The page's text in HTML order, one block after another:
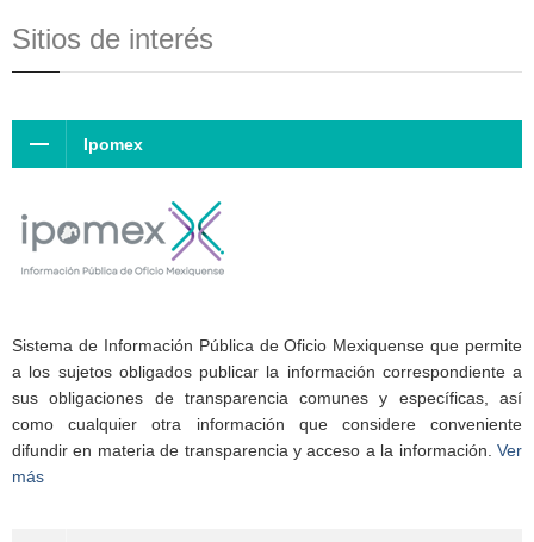
Sitios de interés
Ipomex
Sistema de Información Pública de Oficio Mexiquense que permite
a los sujetos obligados publicar la información correspondiente a
sus obligaciones de transparencia comunes y específicas, así
como cualquier otra información que considere conveniente
difundir en materia de transparencia y acceso a la información. Ver
más